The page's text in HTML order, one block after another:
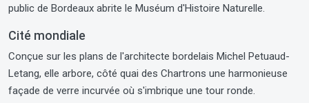
public de Bordeaux abrite le Muséum d'Histoire Naturelle.
Cité mondiale
Conçue sur les plans de l'architecte bordelais Michel Petuaud-
Letang, elle arbore, côté quai des Chartrons une harmonieuse
façade de verre incurvée où s'imbrique une tour ronde.